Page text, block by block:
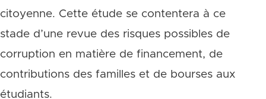
citoyenne. Cette étude se contentera à ce
stade d’une revue des risques possibles de
corruption en matière de financement, de
contributions des familles et de bourses aux
étudiants.